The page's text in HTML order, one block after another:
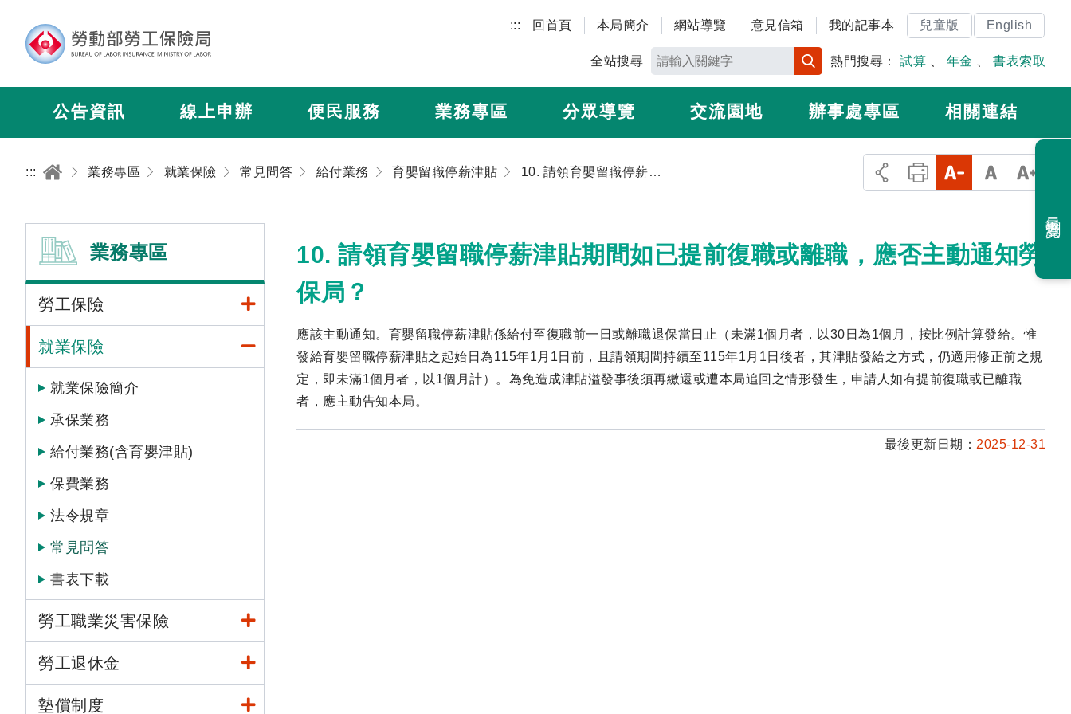
::: 回首頁 本局簡介 網站導覽 意見信箱 我的記事本 兒童版 English
全站搜尋 熱門搜尋： 試算 年金 書表索取
公告資訊 線上申辦 便民服務 業務專區 分眾導覽 交流園地 辦事處專區 相關連結
::: 業務專區 就業保險 常見問答 給付業務 育嬰留職停薪津貼 10. 請領育嬰留職停薪津貼期間如已提前復職或離職，應否主動通知勞保局？
業務專區
勞工保險
就業保險
就業保險簡介
承保業務
給付業務(含育嬰津貼)
保費業務
法令規章
常見問答
書表下載
勞工職業災害保險
勞工退休金
墊償制度
10. 請領育嬰留職停薪津貼期間如已提前復職或離職，應否主動通知勞
保局？
應該主動通知。育嬰留職停薪津貼係給付至復職前一日或離職退保當日止（未滿1個月者，以30日為1個月，按比例計算發給。惟
發給育嬰留職停薪津貼之起始日為115年1月1日前，且請領期間持續至115年1月1日後者，其津貼發給之方式，仍適用修正前之規
定，即未滿1個月者，以1個月計）。為免造成津貼溢發事後須再繳還或遭本局追回之情形發生，申請人如有提前復職或已離職
者，應主動告知本局。
最後更新日期： 2025-12-31